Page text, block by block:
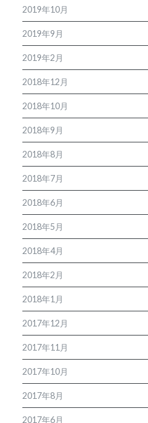
2019年10月
2019年9月
2019年2月
2018年12月
2018年10月
2018年9月
2018年8月
2018年7月
2018年6月
2018年5月
2018年4月
2018年2月
2018年1月
2017年12月
2017年11月
2017年10月
2017年8月
2017年6月